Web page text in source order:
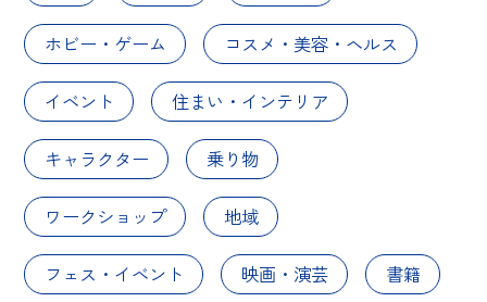
ホビー・ゲーム コスメ・美容・ヘルス
イベント 住まい・インテリア
キャラクター 乗り物
ワークショップ 地域
フェス・イベント 映画・演芸 書籍